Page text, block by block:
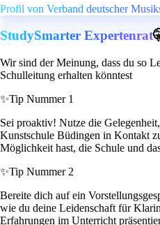
Profil von Verband deutscher
StudySmarter Expertenrat
Wir sind der Meinung, dass du so
Schulleitung erhalten könntest
✨Tip Nummer 1
Sei proaktiv! Nutze die
Kunstschule Büdingen in Kontakt
Möglichkeit hast, die Schule und
✨Tip Nummer 2
Bereite dich auf ein
wie du deine Leidenschaft für
Erfahrungen im Unterricht